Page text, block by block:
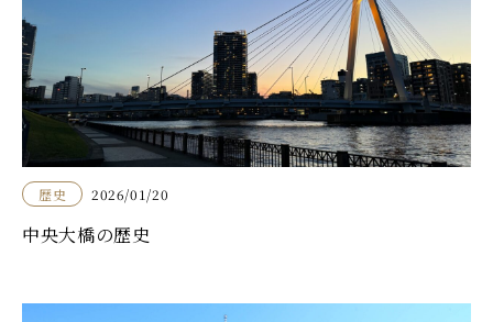
歴史 2026/01/20
中央大橋の歴史